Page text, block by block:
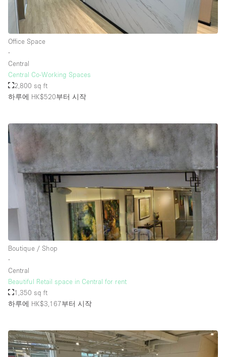
Office Space
∙
Central
Central Co-Working Spaces
2,800 sq ft
하루에 HK$520부터 시작
Boutique / Shop
∙
Central
Beautiful Retail space in Central for rent
1,350 sq ft
하루에 HK$3,167부터 시작